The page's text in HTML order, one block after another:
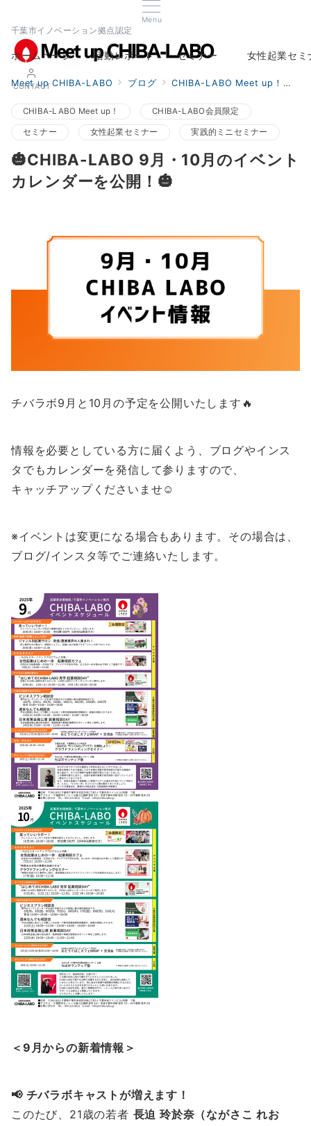
Menu
千葉市イノベーション拠点認定
CONTACT
ホームページ
Home
活動レポート セミナー 女性起業セミ
Meet up CHIBA-LABO ブログ CHIBA-LABO Meet up！
CHIBA-LABO Meet up！ CHIBA-LABO会員限定
セミナー 女性起業セミナー 実践的ミニセミナー
🎃CHIBA-LABO 9月・10月のイベント
カレンダーを公開！🎃
チバラボ9月と10月の予定を公開いたします🔥
情報を必要としている方に届くよう、ブログやインス
タでもカレンダーを発信して参りますので、
キャッチアップくださいませ☺️
※イベントは変更になる場合もあります。その場合は、
ブログ/インスタ等でご連絡いたします。
＜9月からの新着情報＞
📢 チバラボキャストが増えます！
このたび、21歳の若者 長迫 玲於奈（ながさこ れお